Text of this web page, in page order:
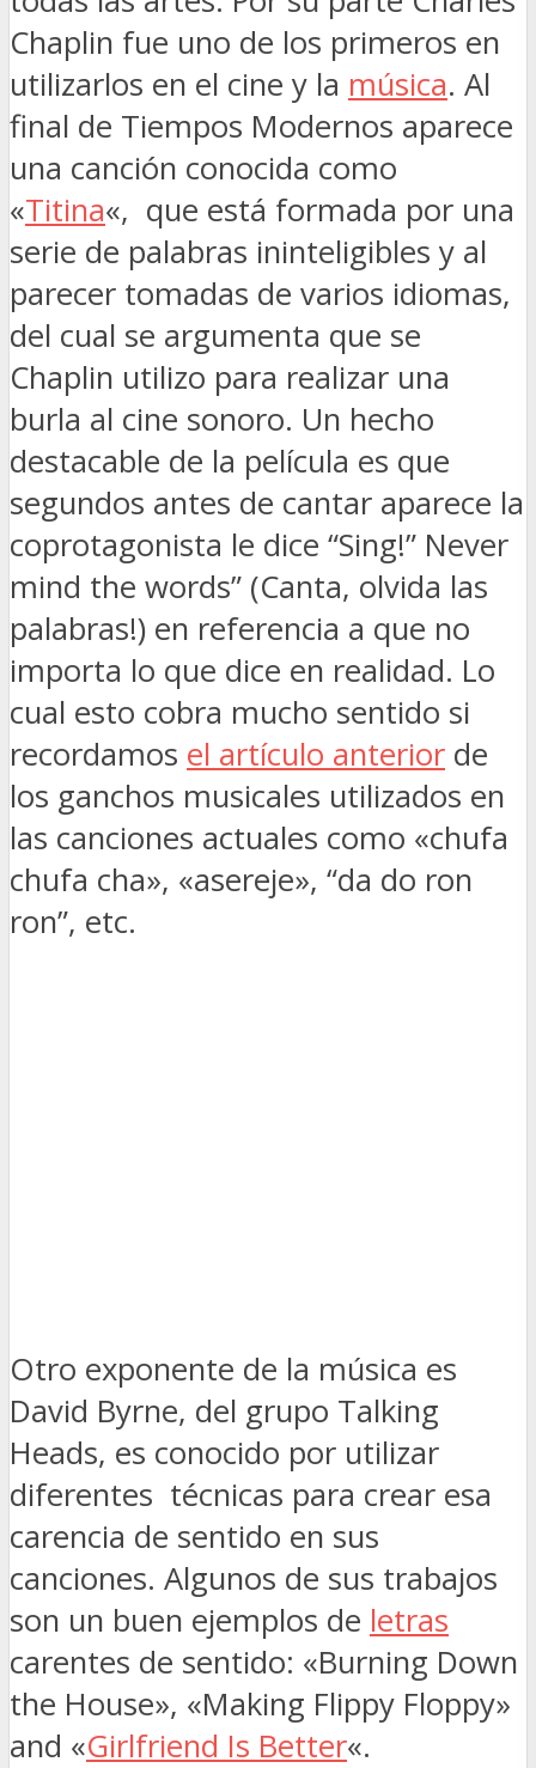
Chaplin fue uno de los primeros en
utilizarlos en el cine y la música. Al
final de Tiempos Modernos aparece
una canción conocida como
«Titina«, que está formada por una
serie de palabras ininteligibles y al
parecer tomadas de varios idiomas,
del cual se argumenta que se
Chaplin utilizo para realizar una
burla al cine sonoro. Un hecho
destacable de la película es que
segundos antes de cantar aparece la
coprotagonista le dice “Sing!” Never
mind the words” (Canta, olvida las
palabras!) en referencia a que no
importa lo que dice en realidad. Lo
cual esto cobra mucho sentido si
recordamos el artículo anterior de
los ganchos musicales utilizados en
las canciones actuales como «chufa
chufa cha», «asereje», “da do ron
ron”, etc.
Otro exponente de la música es
David Byrne, del grupo Talking
Heads, es conocido por utilizar
diferentes técnicas para crear esa
carencia de sentido en sus
canciones. Algunos de sus trabajos
son un buen ejemplos de letras
carentes de sentido: «Burning Down
the House», «Making Flippy Floppy»
and «Girlfriend Is Better«.